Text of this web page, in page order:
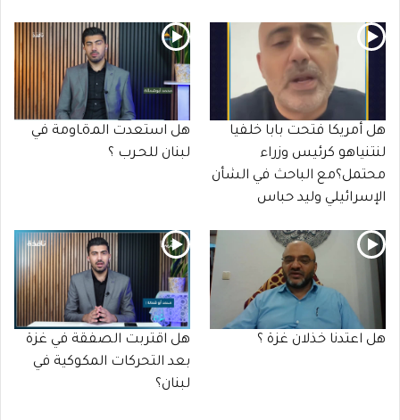
هل أمريكا فتحت بابا خلفيا
لنتنياهو كرئيس وزراء
محتمل؟مع الباحث في الشأن
الإسرائيلي وليد حباس
هل استعدت المـöـاومة في
لبنان للحـرب ؟
هل اعتدنا خذلان غزة ؟
هل اقتربت الصفقة في غزة
بعد التحركات المكوكية في
لبنان؟